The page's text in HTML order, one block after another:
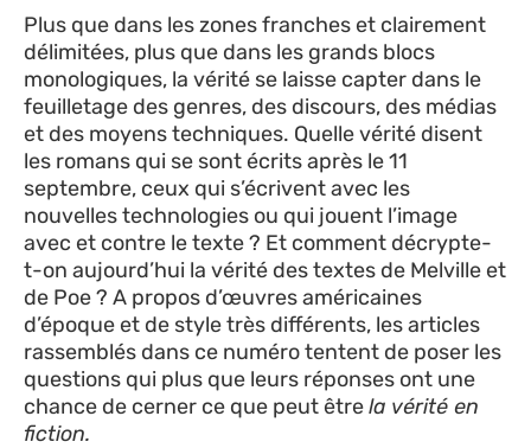
Plus que dans les zones franches et clairement
délimitées, plus que dans les grands blocs
monologiques, la vérité se laisse capter dans le
feuilletage des genres, des discours, des médias
et des moyens techniques. Quelle vérité disent
les romans qui se sont écrits après le 11
septembre, ceux qui s’écrivent avec les
nouvelles technologies ou qui jouent l’image
avec et contre le texte ? Et comment décrypte-
t-on aujourd’hui la vérité des textes de Melville et
de Poe ? A propos d’œuvres américaines
d’époque et de style très différents, les articles
rassemblés dans ce numéro tentent de poser les
questions qui plus que leurs réponses ont une
chance de cerner ce que peut êtrela vérité en
fiction.